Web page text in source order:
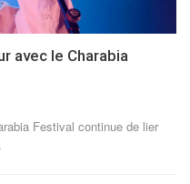
avec le Charabia
Festival continue de lier